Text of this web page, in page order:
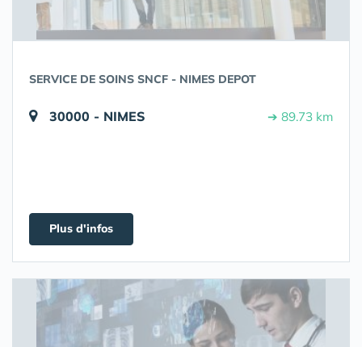
SERVICE DE SOINS SNCF - NIMES DEPOT
30000 - NIMES ➔ 89.73 km
Plus d'infos